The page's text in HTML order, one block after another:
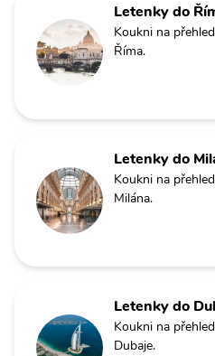
Letenky do
Koukni na
Říma.
Letenky do
Koukni na
Milána.
Letenky do
Koukni na
Dubaje.